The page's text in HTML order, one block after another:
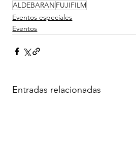
ALDEBARAN FUJIFILM
Eventos especiales
Eventos
Entradas relacionadas